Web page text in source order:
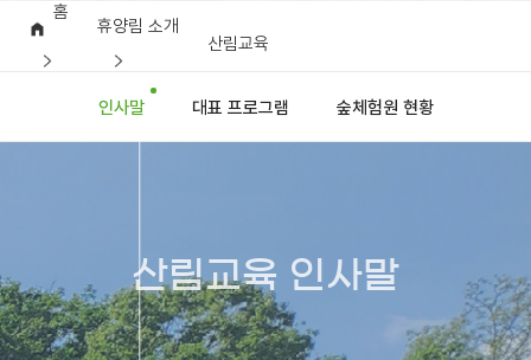
홈
휴양림 소개
산림교육
인사말 대표 프로그램 숲체험원 현황
산림교육 인사말